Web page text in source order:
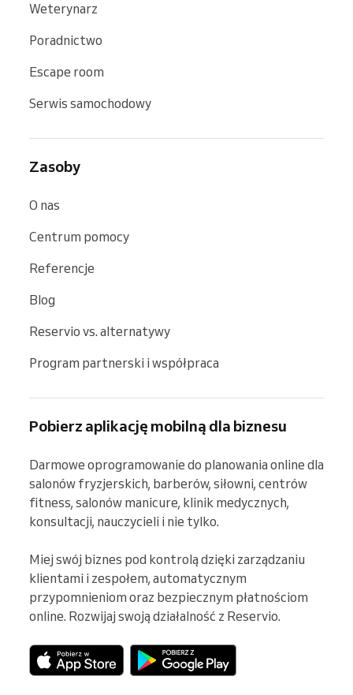
Weterynarz
Poradnictwo
Escape room
Serwis samochodowy
Zasoby
O nas
Centrum pomocy
Referencje
Blog
Reservio vs. alternatywy
Program partnerski i współpraca
Pobierz aplikację mobilną dla biznesu
Darmowe oprogramowanie do planowania online dla
salonów fryzjerskich, barberów, siłowni, centrów
fitness, salonów manicure, klinik medycznych,
konsultacji, nauczycieli i nie tylko.
Miej swój biznes pod kontrolą dzięki zarządzaniu
klientami i zespołem, automatycznym
przypomnieniom oraz bezpiecznym płatnościom
online. Rozwijaj swoją działalność z Reservio.